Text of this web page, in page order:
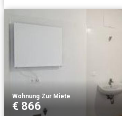
Wohnung·Zur Miete
€ 866